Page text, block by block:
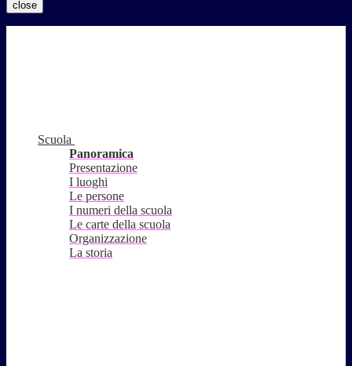
close
Scuola
Panoramica
Presentazione
I luoghi
Le persone
I numeri della scuola
Le carte della scuola
Organizzazione
La storia